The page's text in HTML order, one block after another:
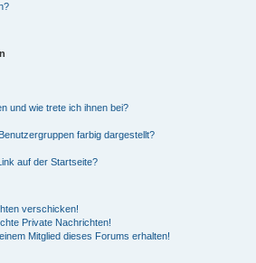
und wie trete ich ihnen bei?
farbig dargestellt?
auf der Startseite?
verschicken!
Private Nachrichten!
Mitglied dieses Forums erhalten!